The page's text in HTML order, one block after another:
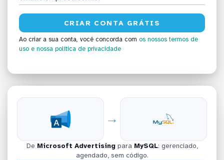
Ao criar a sua conta, você concorda com os nossos termos de
uso e nossa política de privacidade
→
De Microsoft Advertisingpara MySQL: gerenciado,
agendado, sem código.